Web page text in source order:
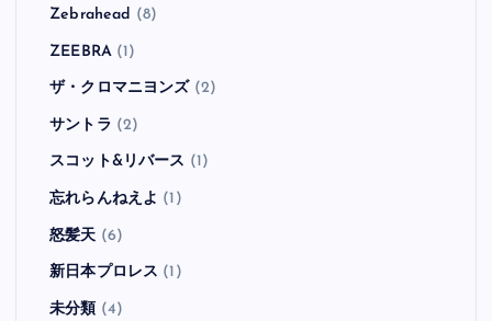
Zebrahead (8)
ZEEBRA(1)
ザ・クロマニヨンズ (2)
サントラ (2)
スコット&リバース (1)
忘れらんねえよ (1)
怒髪天 (6)
新日本プロレス (1)
未分類 (4)